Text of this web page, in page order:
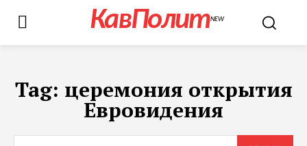
КавПолитNEW
Tag: церемония открытия
Евровидения